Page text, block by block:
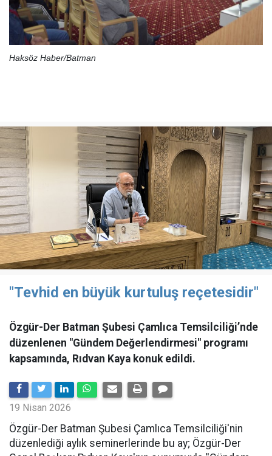
Haksöz Haber/Batman
"Tevhid en büyük kurtuluş reçetesidir"
Özgür-Der Batman Şubesi Çamlıca Temsilciliği’nde
düzenlenen "Gündem Değerlendirmesi" programı
kapsamında, Rıdvan Kaya konuk edildi.
19 Nisan 2026
​Özgür-Der Batman Şubesi Çamlıca Temsilciliği'nin
düzenlediği aylık seminerlerinde bu ay; Özgür-Der